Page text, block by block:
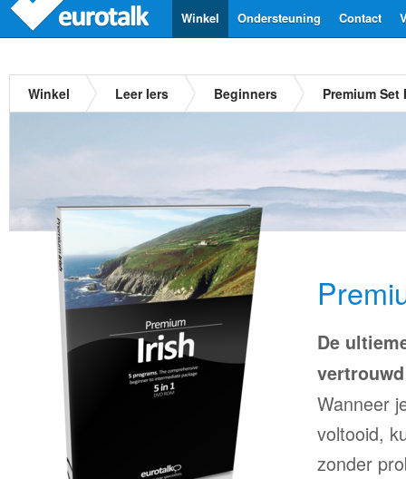
Contact
Ondersteuning
Winkel
Winkel Leer Iers Beginners Premium Set
De
Wanneer
voltooid,
zonder